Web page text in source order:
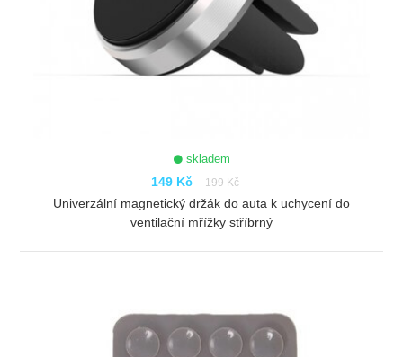
skladem
149 Kč 199 Kč
Univerzální magnetický držák do auta k uchycení do
ventilační mřížky stříbrný